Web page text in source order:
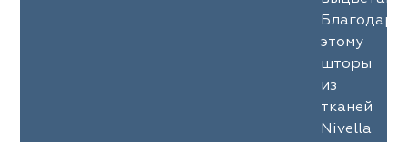
Благодаря
этому
шторы
из
тканей
Nivella